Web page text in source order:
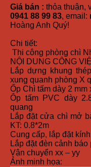
Giá bán : thỏa thuận,
0941 88 99 83, email:
Hoàng Anh Quý!
Chi tiết:
Thi công phòng chì
NỘI DUNG CÔNG
Lắp dựng khung
xung quanh phòng X
Ốp Chì tấm dày 2
Ôp tấm PVC dày
quang
Lắp đặt cửa chì mở
KT: 0.8*2m
Cung cấp, lắp đặt
Lắp đặt đèn cảnh
Vận chuyển xx – yy
Ảnh minh họa: